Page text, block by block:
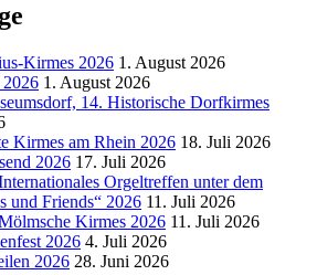
Kirmes 2026 1. August 2026
1. August 2026
14. Historische Dorfkirmes
Kirmes am Rhein 2026 18. Juli 2026
2026 17. Juli 2026
Orgeltreffen unter dem
und Friends“ 2026 11. Juli 2026
Kirmes 2026 11. Juli 2026
2026 4. Juli 2026
2026 28. Juni 2026